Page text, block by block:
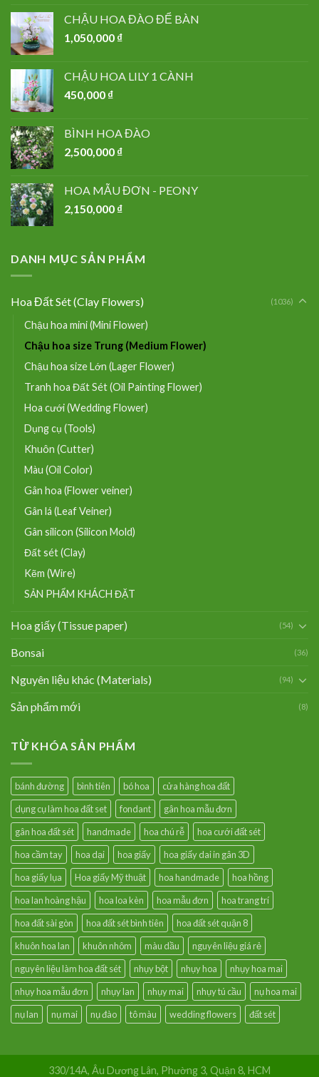
CHẬU HOA ĐÀO ĐỂ BÀN
1,050,000 ₫
CHẬU HOA LILY 1 CÀNH
450,000 ₫
BÌNH HOA ĐÀO
2,500,000 ₫
HOA MẪU ĐƠN - PEONY
2,150,000 ₫
DANH MỤC SẢN PHẨM
Hoa Đất Sét (Clay Flowers) (1036)
Chậu hoa mini (Mini Flower)
Chậu hoa size Trung (Medium Flower)
Chậu hoa size Lớn (Lager Flower)
Tranh hoa Đất Sét (Oil Painting Flower)
Hoa cưới (Wedding Flower)
Dụng cụ (Tools)
Khuôn (Cutter)
Màu (Oil Color)
Gân hoa (Flower veiner)
Gân lá (Leaf Veiner)
Gân silicon (Silicon Mold)
Đất sét (Clay)
Kẽm (Wire)
SẢN PHẨM KHÁCH ĐẶT
Hoa giấy (Tissue paper) (54)
Bonsai (36)
Nguyên liệu khác (Materials) (94)
Sản phẩm mới (8)
TỪ KHÓA SẢN PHẨM
bánh đường bình tiên bó hoa
cửa hàng hoa đất
dụng cụ làm hoa đất set
fondant
gân hoa mẫu đơn
gân hoa đất sét
handmade hoa chú rễ
hoa cưới đất sét
hoa cầm tay
hoa dại hoa giấy
hoa giấy dai in gân 3D
hoa giấy lụa
Hoa giấy Mỹ thuật hoa handmade
hoa hồng
hoa lan hoàng hậu
hoa loa kèn hoa mẫu đơn
hoa trang trí
hoa đất sài gòn
hoa đất sét bình tiên
hoa đất sét quận 8
khuôn hoa lan
khuôn nhôm màu dầu
nguyên liệu giá rẻ
nguyên liệu làm hoa đất sét
nhụy bột nhụy hoa
nhụy hoa mai
nhụy hoa mẫu đơn
nhụy lan nhụy mai nhụy tú cầu
nụ hoa mai
nụ lan
nụ mai nụ đào tô màu wedding flowers đất sét
330/14A, Âu Dương Lân, Phường 3, Quận 8, HCM